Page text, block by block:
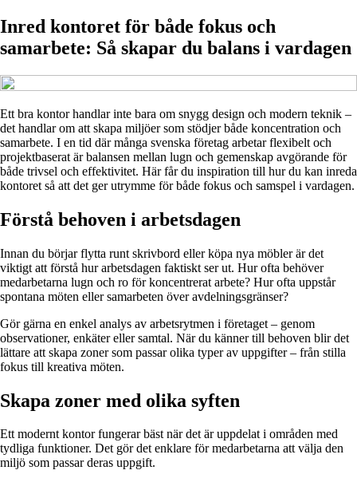
Inred kontoret för både fokus och
samarbete: Så skapar du balans i vardagen
Ett bra kontor handlar inte bara om snygg design och modern teknik –
det handlar om att skapa miljöer som stödjer både koncentration och
samarbete. I en tid där många svenska företag arbetar flexibelt och
projektbaserat är balansen mellan lugn och gemenskap avgörande för
både trivsel och effektivitet. Här får du inspiration till hur du kan inreda
kontoret så att det ger utrymme för både fokus och samspel i vardagen.
Förstå behoven i arbetsdagen
Innan du börjar flytta runt skrivbord eller köpa nya möbler är det
viktigt att förstå hur arbetsdagen faktiskt ser ut. Hur ofta behöver
medarbetarna lugn och ro för koncentrerat arbete? Hur ofta uppstår
spontana möten eller samarbeten över avdelningsgränser?
Gör gärna en enkel analys av arbetsrytmen i företaget – genom
observationer, enkäter eller samtal. När du känner till behoven blir det
lättare att skapa zoner som passar olika typer av uppgifter – från stilla
fokus till kreativa möten.
Skapa zoner med olika syften
Ett modernt kontor fungerar bäst när det är uppdelat i områden med
tydliga funktioner. Det gör det enklare för medarbetarna att välja den
miljö som passar deras uppgift.